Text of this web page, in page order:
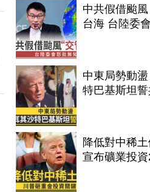
中共假借颱風
台海 台陸委
中東局勢動
特巴基斯坦
降低對中稀
宣布礦業投